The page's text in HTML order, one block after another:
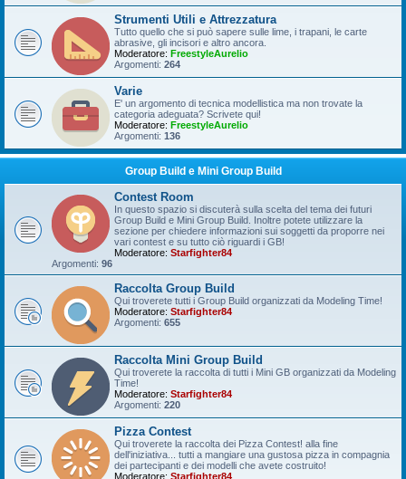
Strumenti Utili e Attrezzatura
Tutto quello che si può sapere sulle lime, i trapani, le carte
abrasive, gli incisori e altro ancora.
Moderatore: FreestyleAurelio
Argomenti: 264
Varie
E' un argomento di tecnica modellistica ma non trovate la
categoria adeguata? Scrivete qui!
Moderatore: FreestyleAurelio
Argomenti: 136
Group Build e Mini Group Build
Contest Room
In questo spazio si discuterà sulla scelta del tema dei futuri
Group Build e Mini Group Build. Inoltre potete utilizzare la
sezione per chiedere informazioni sui soggetti da proporre nei
vari contest e su tutto ciò riguardi i GB!
Moderatore: Starfighter84
Argomenti: 96
Raccolta Group Build
Qui troverete tutti i Group Build organizzati da Modeling Time!
Moderatore: Starfighter84
Argomenti: 655
Raccolta Mini Group Build
Qui troverete la raccolta di tutti i Mini GB organizzati da Modeling
Time!
Moderatore: Starfighter84
Argomenti: 220
Pizza Contest
Qui troverete la raccolta dei Pizza Contest! alla fine
dell'iniziativa... tutti a mangiare una gustosa pizza in compagnia
dei partecipanti e dei modelli che avete costruito!
Moderatore: Starfighter84